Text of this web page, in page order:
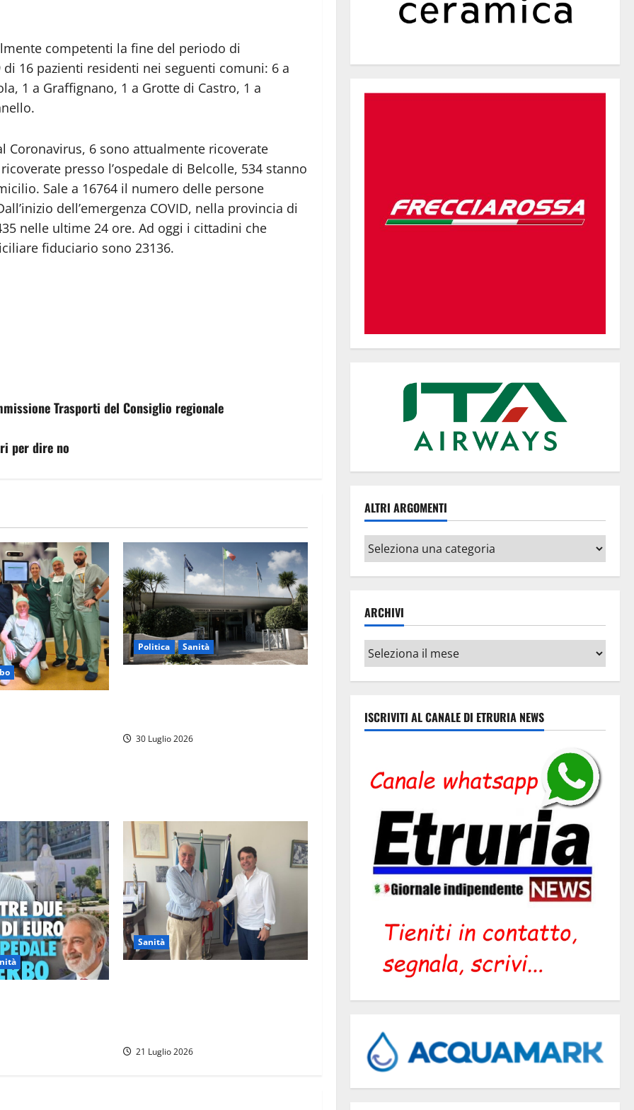
competenti la fine del periodo di
16 pazienti residenti nei seguenti comuni: 6 a
1 a Graffignano, 1 a Grotte di Castro, 1 a
6 sono attualmente ricoverate
presso l’ospedale di Belcolle, 534 stanno
Sale a 16764 il numero delle persone
dell’emergenza COVID, nella provincia di
nelle ultime 24 ore. Ad oggi i cittadini che
fiduciario sono 23136.
Trasporti del Consiglio regionale
per dire no
Politica Sanità
30 Luglio 2026
Sanità
21 Luglio 2026
ALTRI ARGOMENTI
Altri
argomenti
ARCHIVI
Archivi
ISCRIVITI AL CANALE DI ETRURIA NEWS